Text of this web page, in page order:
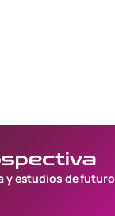
y estudios de futuro